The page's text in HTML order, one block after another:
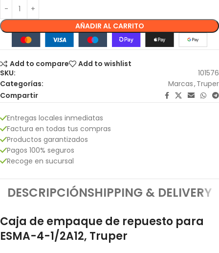
AÑADIR AL CARRITO
Add to compare
Add to wishlist
SKU:
101576
Categorías:
Marcas,Truper
Compartir
Entregas locales inmediatas
Factura en todas tus compras
Productos garantizados
Pagos 100% seguros
Recoge en sucursal
DESCRIPCIÓNSHIPPING & DELIVERY
Caja de empaque de repuesto para
ESMA-4-1/2A12, Truper